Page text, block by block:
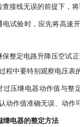
查接线无误的前提下，
电试验时，应先将高速
保整定电路升降压空试
程中要特别观察电压表
过压继电器动作值与整
动作值准确无误、动作
继电器的整定方法